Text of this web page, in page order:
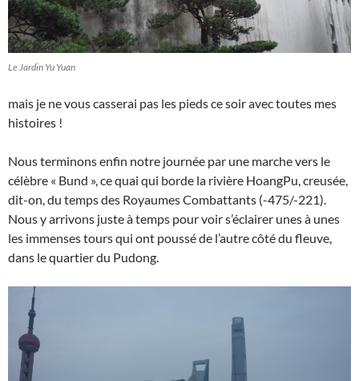
Le Jardin Yu Yuan
mais je ne vous casserai pas les pieds ce soir avec toutes mes
histoires !
Nous terminons enfin notre journée par une marche vers le
célèbre « Bund », ce quai qui borde la rivière HoangPu, creusée,
dit-on, du temps des Royaumes Combattants (-475/-221).
Nous y arrivons juste à temps pour voir s’éclairer unes à unes
les immenses tours qui ont poussé de l’autre côté du fleuve,
dans le quartier du Pudong.